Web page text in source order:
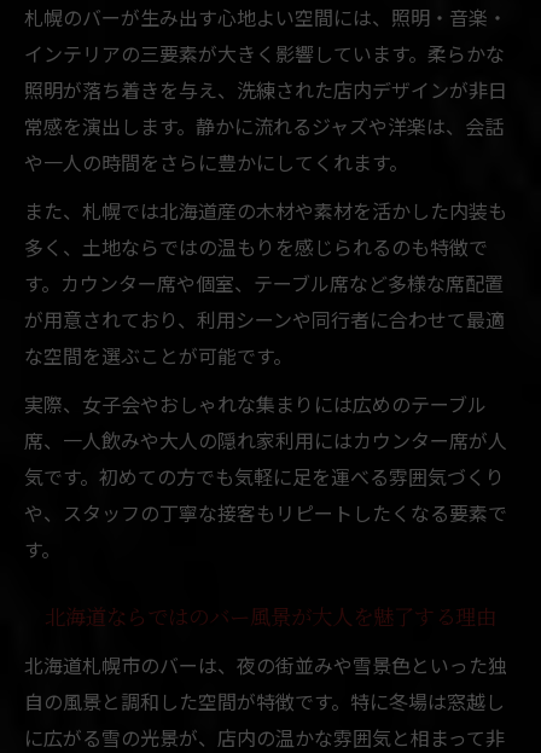
札幌のバーが生み出す心地よい空間には、照明・音楽・
インテリアの三要素が大きく影響しています。柔らかな
照明が落ち着きを与え、洗練された店内デザインが非日
常感を演出します。静かに流れるジャズや洋楽は、会話
や一人の時間をさらに豊かにしてくれます。
また、札幌では北海道産の木材や素材を活かした内装も
多く、土地ならではの温もりを感じられるのも特徴で
す。カウンター席や個室、テーブル席など多様な席配置
が用意されており、利用シーンや同行者に合わせて最適
な空間を選ぶことが可能です。
実際、女子会やおしゃれな集まりには広めのテーブル
席、一人飲みや大人の隠れ家利用にはカウンター席が人
気です。初めての方でも気軽に足を運べる雰囲気づくり
や、スタッフの丁寧な接客もリピートしたくなる要素で
す。
北海道ならではのバー風景が大人を魅了する理由
北海道札幌市のバーは、夜の街並みや雪景色といった独
自の風景と調和した空間が特徴です。特に冬場は窓越し
に広がる雪の光景が、店内の温かな雰囲気と相まって非